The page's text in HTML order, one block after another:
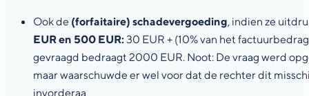
Ook de (forfaitaire) schadevergoeding, indien ze
EUR en 500 EUR:30 EUR + (10% van het
gevraagd bedraagt 2000 EUR. Noot: De vraag werd
maar waarschuwde er wel voor dat de rechter dit
invorderaa